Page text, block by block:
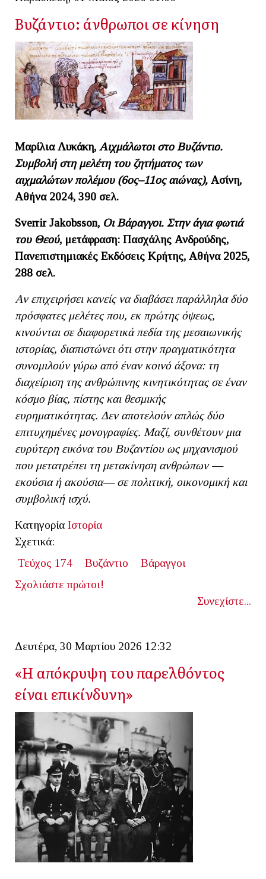
Βυζάντιο: άνθρωποι σε κίνηση
Μαρίλια Λυκάκη, Αιχμάλωτοι στο Βυζάντιο.
Συμβολή στη μελέτη του ζητήματος των
αιχμαλώτων πολέμου (6ος–11ος αιώνας), Ασίνη,
Αθήνα 2024, 390 σελ.
Sverrir Jakobsson, Οι Βάραγγοι. Στην άγια φωτιά
του Θεού, μετάφραση: Πασχάλης Ανδρούδης,
Πανεπιστημιακές Εκδόσεις Κρήτης, Αθήνα 2025,
288 σελ.
Αν επιχειρήσει κανείς να διαβάσει παράλληλα δύο
πρόσφατες μελέτες που, εκ πρώτης όψεως,
κινούνται σε διαφορετικά πεδία της μεσαιωνικής
ιστορίας, διαπιστώνει ότι στην πραγματικότητα
συνομιλούν γύρω από έναν κοινό άξονα: τη
διαχείριση της ανθρώπινης κινητικότητας σε έναν
κόσμο βίας, πίστης και θεσμικής
ευρηματικότητας. Δεν αποτελούν απλώς δύο
επιτυχημένες μονογραφίες. Μαζί, συνθέτουν μια
ευρύτερη εικόνα του Βυζαντίου ως μηχανισμού
που μετατρέπει τη μετακίνηση ανθρώπων —
εκούσια ή ακούσια— σε πολιτική, οικονομική και
συμβολική ισχύ.
Κατηγορία Ιστορία
Σχετικά:
Τεύχος 174
Βυζάντιο
Βάραγγοι
Σχολιάστε πρώτοι!
Συνεχίστε...
Δευτέρα, 30 Μαρτίου 2026 12:32
«Η απόκρυψη του παρελθόντος
είναι επικίνδυνη»